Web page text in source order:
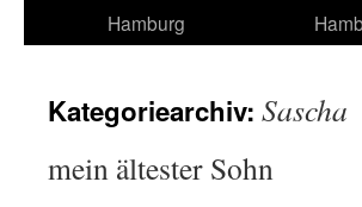
Hamburg
Kategoriearchiv: Sascha
mein ältester Sohn